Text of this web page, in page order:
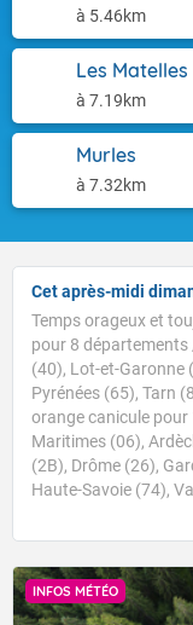
à 5.46km
Les Matelles
à 7.19km
Murles
à 7.32km
Cet après-midi
Temps orageux et
pour 8 départements
(40), Lot-et-Garonne
Pyrénées (65), Tarn
orange canicule pour
Maritimes (06),
(2B), Drôme (26),
Haute-Savoie (74),
INFOS MÉTÉO